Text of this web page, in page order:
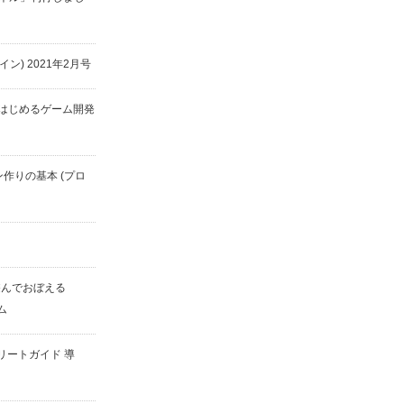
ン) 2021年2月号
じめるゲーム開発
りの基本 (プロ
でおぼえる
ートガイド 導